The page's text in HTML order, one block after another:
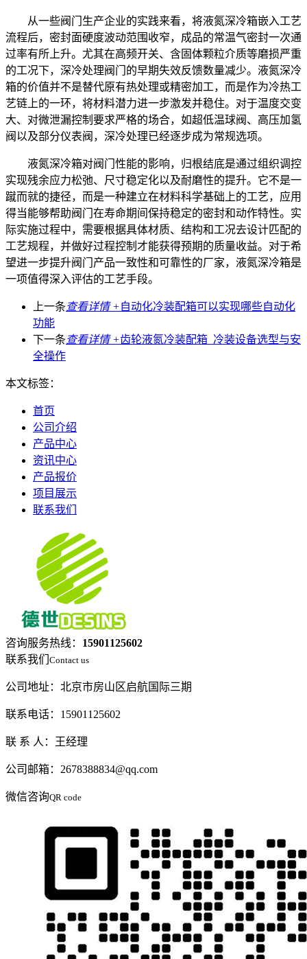
从一些阀门生产企业的实践来看，将液氮深冷箱嵌入工艺
流程后，密封面硬度波动范围收窄，成品的常温气密封一次通
过率有所上升。尤其在高频开关、含固体颗粒介质等磨损严重
的工况下，深冷处理阀门的早期失效反馈数量减少。液氮深冷
箱的价值并不是替代原有热处理或精密加工，而是作为冷热工
艺链上的一环，将材料潜力进一步激发并稳住。对于温度交变
大、对微泄漏控制要求严格的场合，如超低温球阀、高压加氢
阀以及部分仪表阀，深冷处理已经逐步成为常规选项。
液氮深冷箱对阀门性能的影响，归根结底是通过组织调控
实现残余应力松弛、尺寸稳定化以及耐磨性的提升。它不是一
蹴而就的捷径，而是一种建立在材料科学基础上的工艺，应用
得当能够帮助阀门在寿命期间保持稳定的密封和动作特性。实
际实施过程中，需要根据具体材质、结构和工况去设计匹配的
工艺规程，并做好过程控制才能获得预期的质量收益。对于希
望进一步提升阀门产品一致性和可靠性的厂家，液氮深冷箱是
一项值得深入评估的工艺手段。
上一条查看详情 +自动化冷装配箱可以实现哪些自动化
功能
下一条查看详情 +齿轮液氮冷装配箱_冷装设备选型与安
全操作
本文标签：
首页
公司介绍
产品中心
资讯中心
产品报价
项目展示
联系我们
咨询服务热线： 15901125602
联系我们 Contact us
公司地址：北京市房山区启航国际三期
联系电话：15901125602
联 系 人：王经理
公司邮箱：2678388834@qq.com
微信咨询QR code